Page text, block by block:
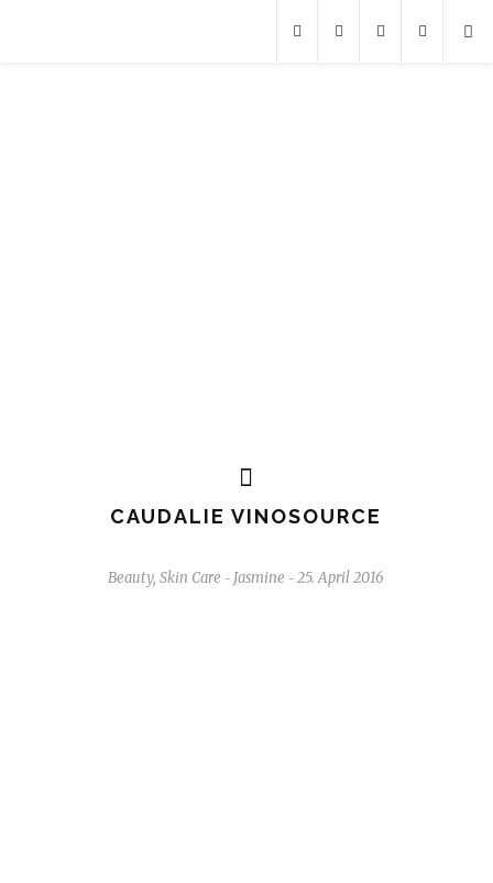
CAUDALIE VINOSOURCE
Beauty,Skin Care - Jasmine - 25. April 2016